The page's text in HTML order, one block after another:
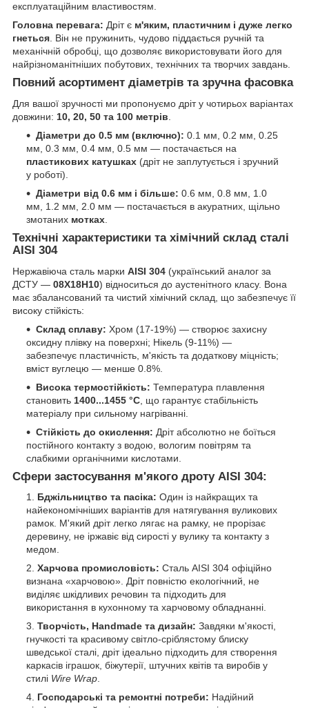
експлуатаційним властивостям.
Головна перевага: Дріт є м'яким, пластичним і дуже легко
гнеться . Він не пружинить, чудово піддається ручній та
механічній обробці, що дозволяє використовувати його для
найрізноманітніших побутових, технічних та творчих завдань.
Повний асортимент діаметрів та зручна фасовка
Для вашої зручності ми пропонуємо дріт у чотирьох варіантах
довжини: 10, 20, 50 та 100 метрів
Діаметри до 0.5 мм (включно): 0.1 мм, 0.2 мм, 0.25
мм, 0.3 мм, 0.4 мм, 0.5 мм — постачається на
пластикових катушках (дріт не заплутується і зручний
у роботі).
Діаметри від 0.6 мм і більше: 0.6 мм, 0.8 мм, 1.0
мм, 1.2 мм, 2.0 мм — постачається в акуратних, щільно
змотаних мотках
Технічні характеристики та хімічний склад сталі
AISI 304
Нержавіюча сталь марки AISI 304 (український аналог за
ДСТУ — 08Х18Н10) відноситься до аустенітного класу. Вона
має збалансований та чистий хімічний склад, що забезпечує її
високу стійкість:
Склад сплаву: Хром (17-19%) — створює захисну
оксидну плівку на поверхні; Нікель (9-11%) —
забезпечує пластичність, м'якість та додаткову міцність;
вміст вуглецю — менше 0.8%.
Висока термостійкість: Температура плавлення
становить 1400...1455 °C , що гарантує стабільність
матеріалу при сильному нагріванні.
Стійкість до окислення: Дріт абсолютно не боїться
постійного контакту з водою, вологим повітрям та
слабкими органічними кислотами.
Сфери застосування м'якого дроту AISI 304:
Бджільництво та пасіка: Один із найкращих та
найекономічніших варіантів для натягування вуликових
рамок. М'який дріт легко лягає на рамку, не прорізає
деревину, не іржавіє від сирості у вулику та контакту з
медом.
Харчова промисловість: Сталь AISI 304 офіційно
визнана «харчовою». Дріт повністю екологічний, не
виділяє шкідливих речовин та підходить для
використання в кухонному та харчовому обладнанні.
Творчість, Handmade та дизайн: Завдяки м'якості,
гнучкості та красивому світло-сріблястому блиску
шведської сталі, дріт ідеально підходить для створення
каркасів іграшок, біжутерії, штучних квітів та виробів у
стилі Wire Wrap.
Господарські та ремонтні потреби: Надійний